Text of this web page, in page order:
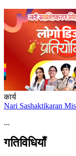
कार्य
Nari Sashaktikaran
...
गतिविधियाँ